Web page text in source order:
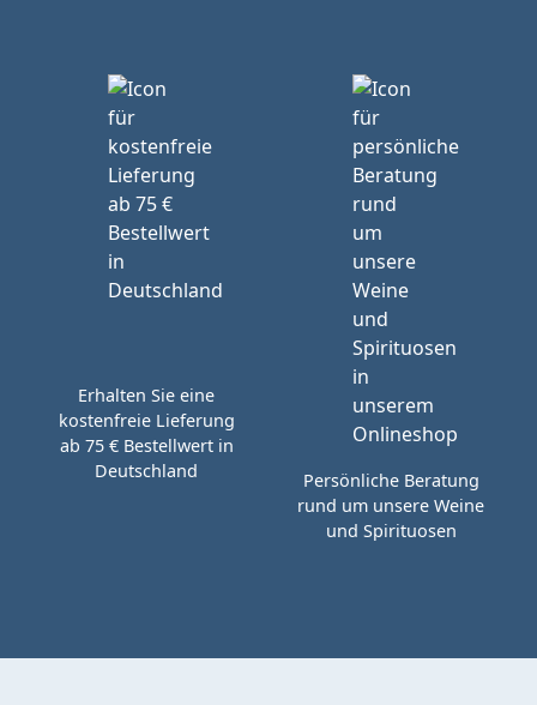
Erhalten Sie eine
kostenfreie Lieferung
ab 75 € Bestellwert in
Deutschland
Persönliche Beratung
rund um unsere Weine
und Spirituosen